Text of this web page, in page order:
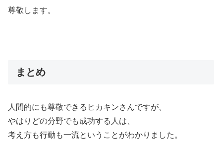
尊敬します。
まとめ
人間的にも尊敬できるヒカキンさんですが、
やはりどの分野でも成功する人は、
考え方も行動も一流ということがわかりました。